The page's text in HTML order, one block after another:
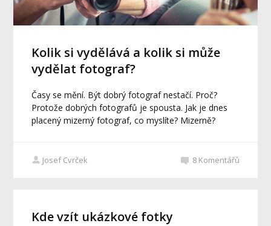
Kolik si vydělává a kolik si může
vydělat fotograf?
Časy se mění. Být dobrý fotograf nestačí. Proč?
Protože dobrých fotografů je spousta. Jak je dnes
placený mizerný fotograf, co myslíte? Mizerně?
Josef Cvrček 8 Komentářů
Kde vzít ukázkové fotky